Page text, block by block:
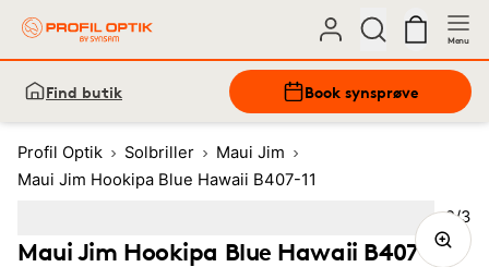
Menu
Find butik Book synsprøve
Profil Optik Solbriller
Maui Jim
Maui Jim Hookipa Blue Hawaii B407-11
Maui Jim Hookipa Blue Hawaii B407-11
2/3
3